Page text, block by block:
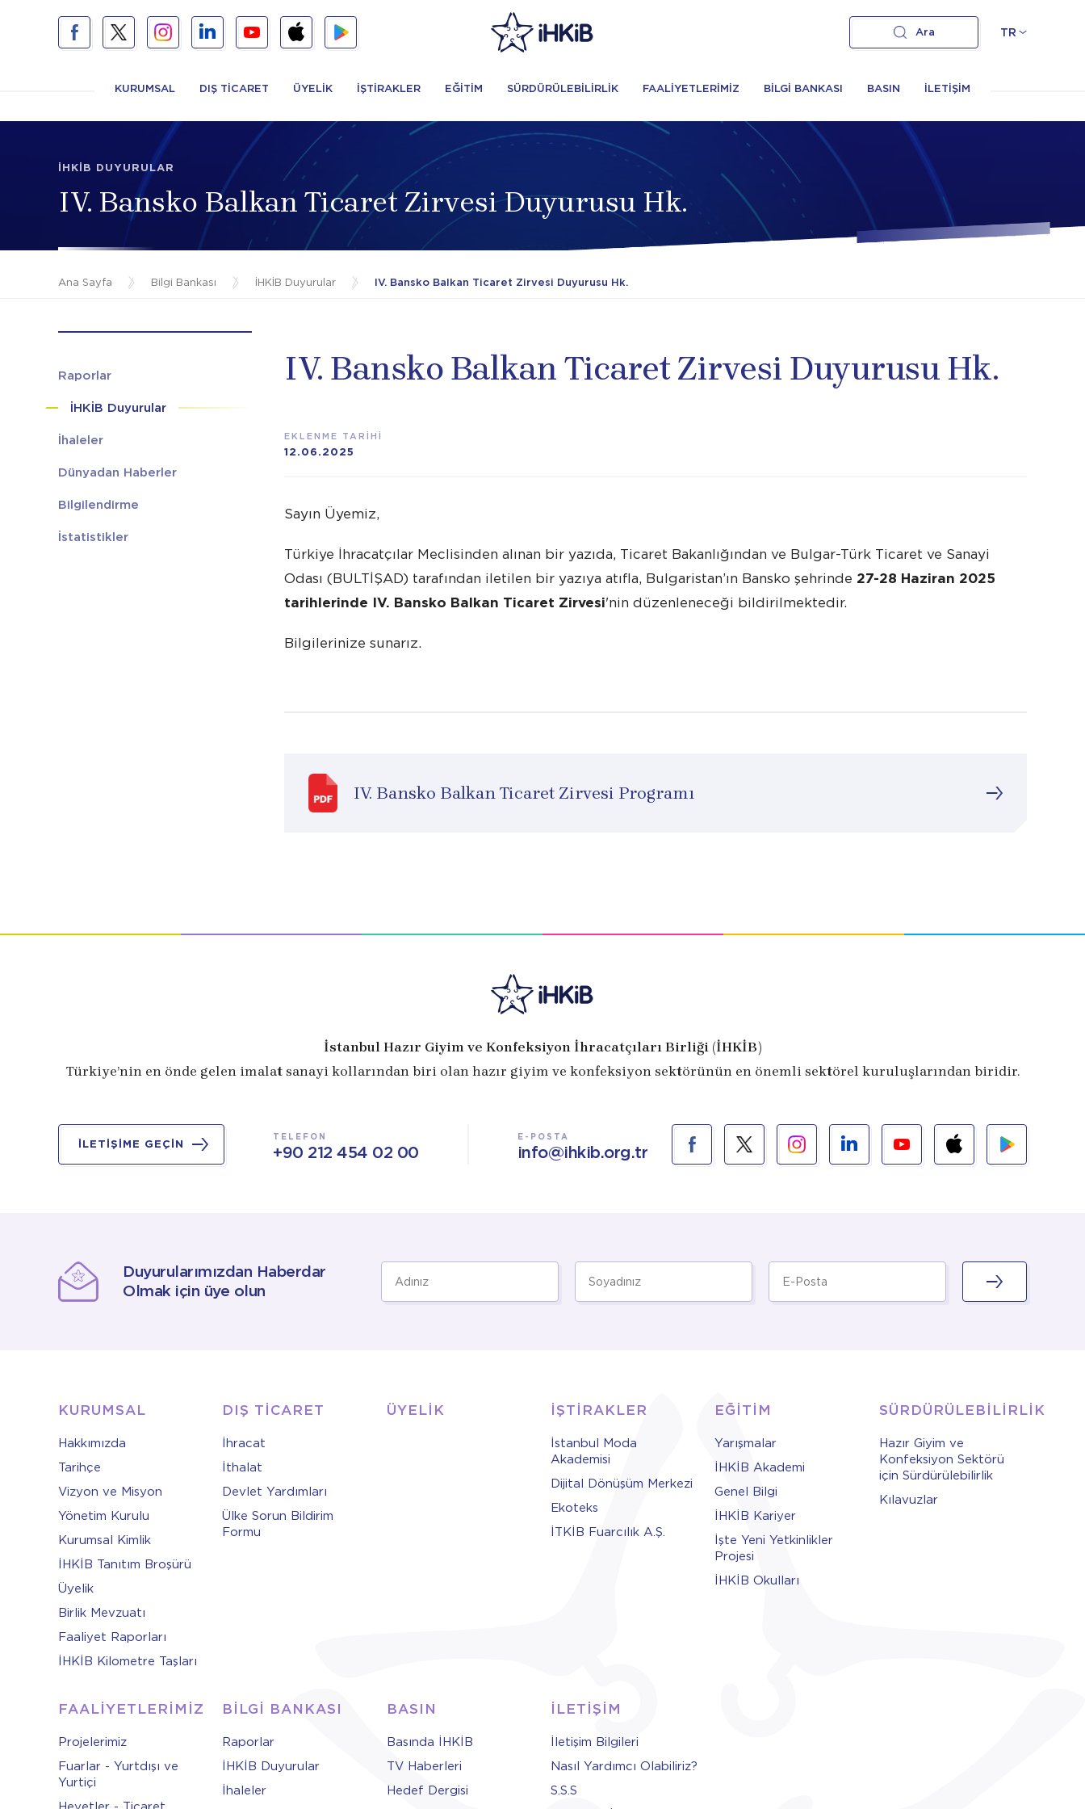
TR
Ara
KURUMSAL DIŞ TİCARET ÜYELİK İŞTİRAKLER EĞİTİM SÜRDÜRÜLEBİLİRLİK FAALİYETLERİMİZ BİLGİ BANKASI BASIN İLETİŞİM
İHKİB DUYURULAR
IV. Bansko Balkan Ticaret Zirvesi Duyurusu Hk.
Ana Sayfa / Bilgi Bankası / İHKİB Duyurular / IV. Bansko Balkan Ticaret Zirvesi Duyurusu Hk.
Raporlar
İHKİB Duyurular
İhaleler
Dünyadan Haberler
Bilgilendirme
İstatistikler
IV. Bansko Balkan Ticaret Zirvesi Duyurusu Hk.
EKLENME TARİHİ
12.06.2025
Sayın Üyemiz,
Türkiye İhracatçılar Meclisinden alınan bir yazıda, Ticaret Bakanlığından ve Bulgar-Türk Ticaret ve Sanayi
Odası (BULTİŞAD) tarafından iletilen bir yazıya atıfla, Bulgaristan’ın Bansko şehrinde 27-28 Haziran 2025
tarihlerinde IV. Bansko Balkan Ticaret Zirvesi'nin düzenleneceği bildirilmektedir.
Bilgilerinize sunarız.
IV. Bansko Balkan Ticaret Zirvesi Programı
İstanbul Hazır Giyim ve Konfeksiyon İhracatçıları Birliği (İHKİB)
Türkiye’nin en önde gelen imalat sanayi kollarından biri olan hazır giyim ve konfeksiyon sektörünün en önemli sektörel kuruluşlarından biridir.
İLETİŞİME GEÇİN
TELEFON
+90 212 454 02 00
E-POSTA
info@ihkib.org.tr
Duyurularımızdan Haberdar
Olmak için üye olun
KURUMSAL
Hakkımızda
Tarihçe
Vizyon ve Misyon
Yönetim Kurulu
Kurumsal Kimlik
İHKİB Tanıtım Broşürü
Üyelik
Birlik Mevzuatı
Faaliyet Raporları
İHKİB Kilometre Taşları
DIŞ TİCARET
İhracat
İthalat
Devlet Yardımları
Ülke Sorun Bildirim
Formu
ÜYELİK İŞTİRAKLER
İstanbul Moda
Akademisi
Dijital Dönüşüm Merkezi
Ekoteks
İTKİB Fuarcılık A.Ş.
EĞİTİM
Yarışmalar
İHKİB Akademi
Genel Bilgi
İHKİB Kariyer
İşte Yeni Yetkinlikler
Projesi
İHKİB Okulları
SÜRDÜRÜLEBİLİRLİK
Hazır Giyim ve
Konfeksiyon Sektörü
için Sürdürülebilirlik
Kılavuzlar
FAALİYETLERİMİZ
Projelerimiz
Fuarlar - Yurtdışı ve
Yurtiçi
BİLGİ BANKASI
Raporlar
İHKİB Duyurular
İhaleler
BASIN
Basında İHKİB
TV Haberleri
Hedef Dergisi
İLETİŞİM
İletişim Bilgileri
Nasıl Yardımcı Olabiliriz?
S.S.S